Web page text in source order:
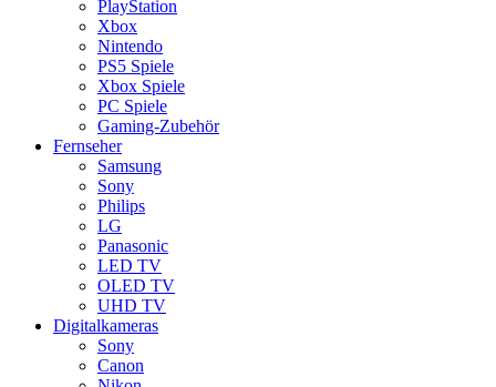
PlayStation
Xbox
Nintendo
PS5 Spiele
Xbox Spiele
PC Spiele
Gaming-Zubehör
Fernseher
Samsung
Sony
Philips
LG
Panasonic
LED TV
OLED TV
UHD TV
Digitalkameras
Sony
Canon